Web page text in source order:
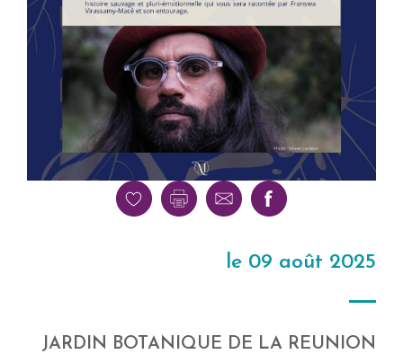
le 09 août 2025
JARDIN BOTANIQUE DE LA REUNION